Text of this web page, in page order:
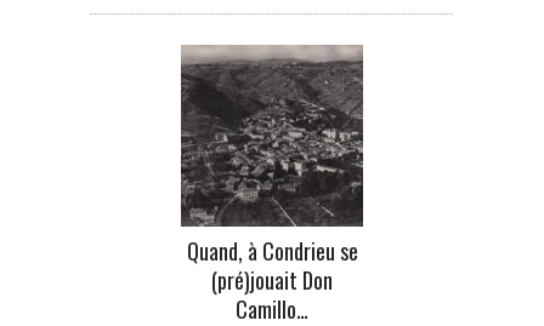
Quand, à Condrieu se
(pré)jouait Don
Camillo…